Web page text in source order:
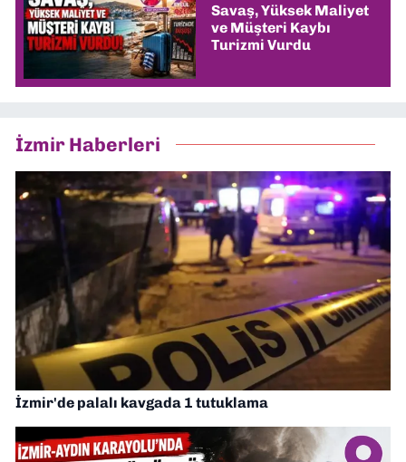
Savaş, Yüksek Maliyet
ve Müşteri Kaybı
Turizmi Vurdu
İzmir Haberleri
İzmir'de palalı kavgada 1 tutuklama